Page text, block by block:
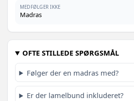
MEDFØLGER IKKE
Madras
OFTE STILLEDE SPØRGSMÅL
Følger der en madras med?
Er der lamelbund inkluderet?